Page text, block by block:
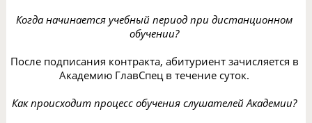
Когда начинается учебный период при дистанционном
обучении?
После подписания контракта, абитуриент зачисляется в
Академию ГлавСпец в течение суток.
Как происходит процесс обучения слушателей Академии?